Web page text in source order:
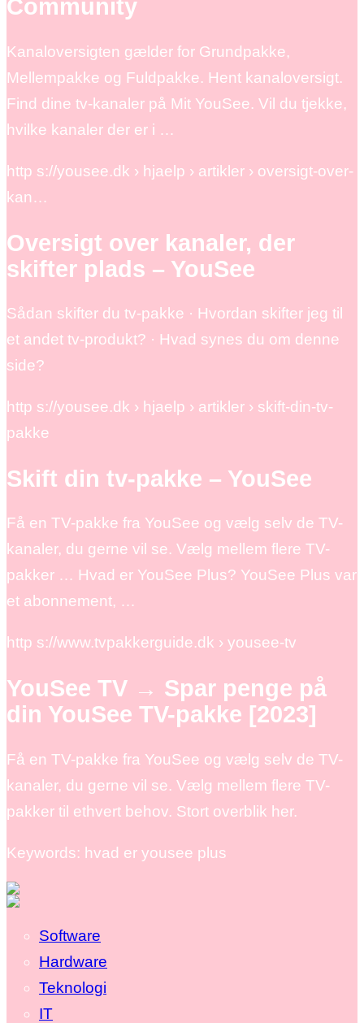
Community
Kanaloversigten gælder for Grundpakke,
Mellempakke og Fuldpakke. Hent kanaloversigt.
Find dine tv-kanaler på Mit YouSee. Vil du tjekke,
hvilke kanaler der er i …
http s://yousee.dk › hjaelp › artikler › oversigt-over-
kan…
Oversigt over kanaler, der
skifter plads – YouSee
Sådan skifter du tv-pakke · Hvordan skifter jeg til
et andet tv-produkt? · Hvad synes du om denne
side?
http s://yousee.dk › hjaelp › artikler › skift-din-tv-
pakke
Skift din tv-pakke – YouSee
Få en TV-pakke fra YouSee og vælg selv de TV-
kanaler, du gerne vil se. Vælg mellem flere TV-
pakker … Hvad er YouSee Plus? YouSee Plus var
et abonnement, …
http s://www.tvpakkerguide.dk › yousee-tv
YouSee TV → Spar penge på
din YouSee TV-pakke [2023]
Få en TV-pakke fra YouSee og vælg selv de TV-
kanaler, du gerne vil se. Vælg mellem flere TV-
pakker til ethvert behov. Stort overblik her.
Keywords: hvad er yousee plus
Software
Hardware
Teknologi
IT